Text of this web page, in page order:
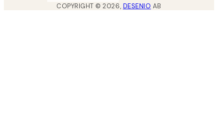
COPYRIGHT ©2026, DESENIO AB